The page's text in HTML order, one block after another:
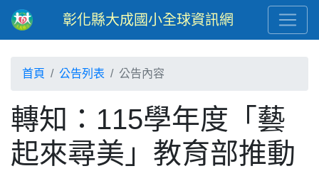
彰化縣大成國小全球資訊網
首頁 公告列表 公告內容
轉知：115學年度「藝
起來尋美」教育部推動